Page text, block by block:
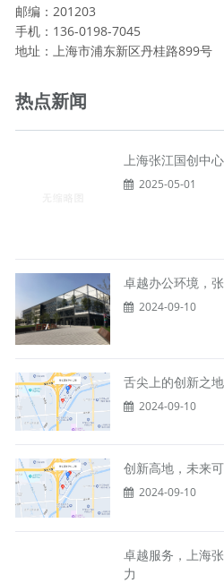
邮编：201203
手机：136-0198-7045
地址：上海市浦东新区丹桂路899号
热点新闻
上海张江国创中
2025-05-01
卓越办公环境，
2024-09-10
舌尖上的创新之
2024-09-10
创新高地，未来
2024-09-10
卓越服务，上海
力